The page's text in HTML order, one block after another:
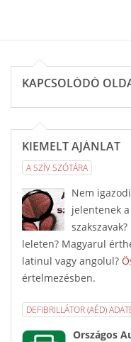
KAPCSOLÓDÓ
KIEMELT AJÁNLAT
A SZÍV SZÓTÁRA
Nem
jelentenek
leleten? Magyarul
latinul vagy angolul?
értelmezésben.
DEFIBRILLÁTOR (AÉD)
Országos